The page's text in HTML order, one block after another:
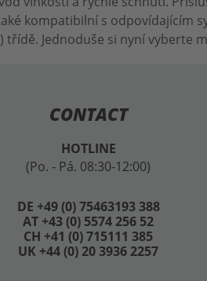
kompatibilní s odpovídajícím
Jednoduše si nyní vyberte
CONTACT
HOTLINE
(Po. - Pá. 08:30-12:00)
DE +49 (0) 75463193 388
AT +43 (0) 5574 256 52
CH +41 (0) 715111 385
UK +44 (0) 20 3936 2257